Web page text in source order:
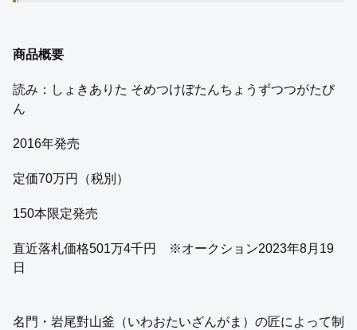
商品概要
読み：しょきありた そめつけぼたんちょうずつつがたび
ん
2016年発売
定価70万円（税別）
150本限定発売
直近落札価格501万4千円 ※オークション2023年8月19
日
名門・岩尾對山釜（いわおたいざんがま）の匠によって制